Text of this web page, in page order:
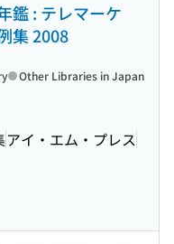
鑑 : テレマーケ
集 2008
アイ・エム・プレス
Other Libraries in Japan